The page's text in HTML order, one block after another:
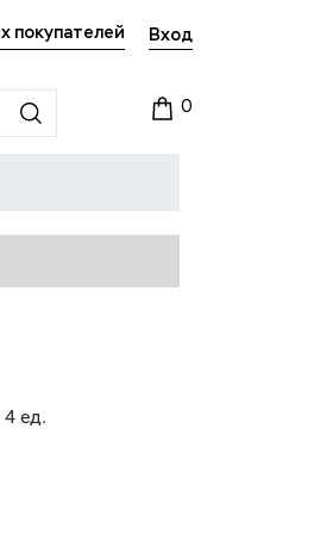
покупателей Вход
0
ед.